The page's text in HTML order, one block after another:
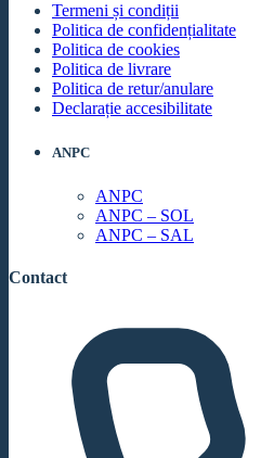
Termeni și condiții
Politica de confidențialitate
Politica de cookies
Politica de livrare
Politica de retur/anulare
Declarație accesibilitate
ANPC
ANPC
ANPC – SOL
ANPC – SAL
Contact